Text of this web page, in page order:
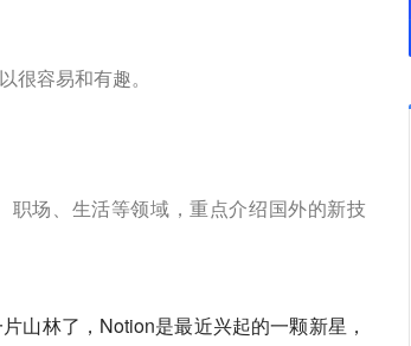
很容易和有趣。
场、生活等领域，重点介绍国外的新技
山林了，Notion是最近兴起的一颗新星，